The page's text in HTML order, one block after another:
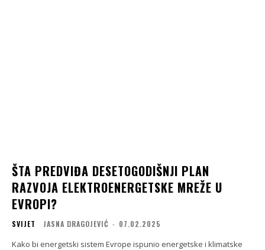
ŠTA PREDVIĐA DESETOGODIŠNJI PLAN
RAZVOJA ELEKTROENERGETSKE MREŽE U
EVROPI?
SVIJET JASNA DRAGOJEVIĆ - 07.02.2025
Kako bi energetski sistem Evrope ispunio energetske i klimatske